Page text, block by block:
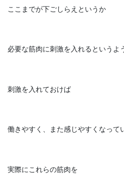
ここまでが下ごしらえというか
必要な筋肉に刺激を入れるというよ
刺激を入れておけば
働きやすく、また感じやすくなって
実際にこれらの筋肉を